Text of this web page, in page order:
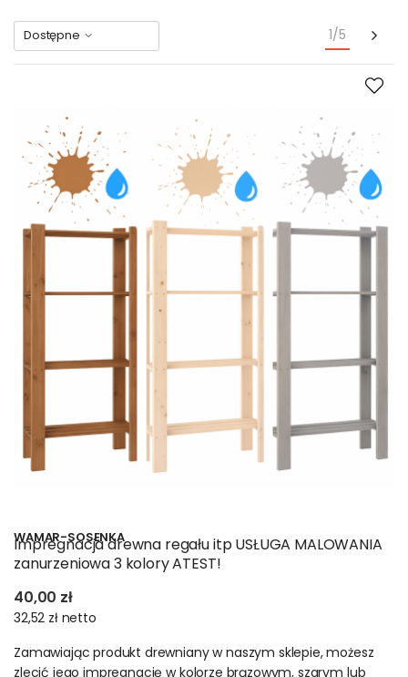
Skrzynia w formie kufra doda wnętrzu charakteru i
praktyczności. To rozwiązania trwałe, estetyczne i przyjazne
drewna) – eleganckie,
drewniane skrzynie na
pościel – drewniane regały
łazienkowe
Regały z drewnaod zawsze kojarzą się z solidnością i
elegancją. Naturalne drewna wnosi do wnętrz ciepło i
ponadczasowy urok. Każdy regał, kufer czy skrzynia
drewniana pełni funkcję praktyczną, a jednocześnie
ozdobną. W salonie służy jako miejsce na książki i dekoracje.
W sypialni jako schowek na pościel. W łazience wprowadza
utrzymaniu porządku. Różnorodność dostępnych modeli
sprawia, że można je dopasować do każdego stylu aranżacji.
To meble trwałe, ekologiczne i funkcjonalne, które pozostają
modne niezależnie od zmieniających się trendów. Poznaj
serie atrakcyjnych mebli, które nie kosztują milionów
Drewniane – skrzynie na
regały łazienkowe.
Modułowe regały z
drewna – funkcjonalność
i styl
Dostępne 1/5
WAMAR-SOSENKA
Impregnacja drewna regału itp USŁUGA MALOWANIA
zanurzeniowa 3 kolory ATEST!
40,00 zł
32,52 zł netto
Zamawiając produkt drewniany w naszym sklepie, możesz
zlecić jego impregnację w kolorze brązowym, szarym lub